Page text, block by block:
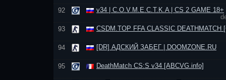
92
v34 | C.O.V.M.E.C.T.K.A | CS 2 GAME 18+
93
CSDM.TOP FFA CLASSIC DEATHMATCH
94 [DR] АДСКИЙ ЗАБЕГ | DOOMZONE.RU
95 DeathMatch CS:S v34 [ABCVG.info]